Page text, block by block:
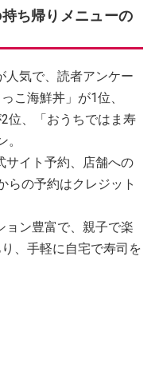
ち帰りメニューの
人気で、読者アンケー
こ海鮮丼」が1位、
位、「おうちではま寿
サイト予約、店舗への
らの予約はクレジット
ョン豊富で、親子で楽
、手軽に自宅で寿司を